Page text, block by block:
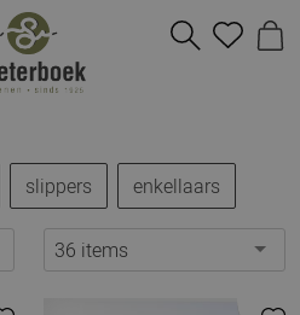
slippers enkellaars
36 items